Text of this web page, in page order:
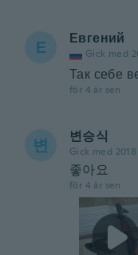
Е Евгений
Gick med
Так себе
för 4 år sen
변 변승식
Gick med 2018
좋아요
för 4 år sen